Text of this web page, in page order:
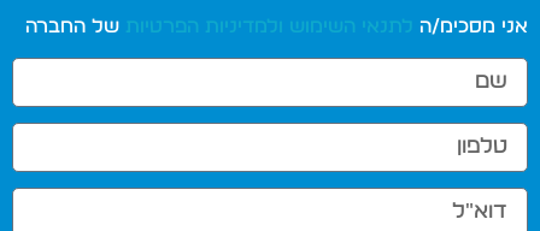
אני מסכימ/ה לתנאי השימוש ולמדיניות הפרטיות של החברה